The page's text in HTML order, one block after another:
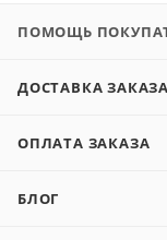
ПОМОЩЬ
ДОСТАВКА ЗАКАЗА
ОПЛАТА ЗАКАЗА
БЛОГ